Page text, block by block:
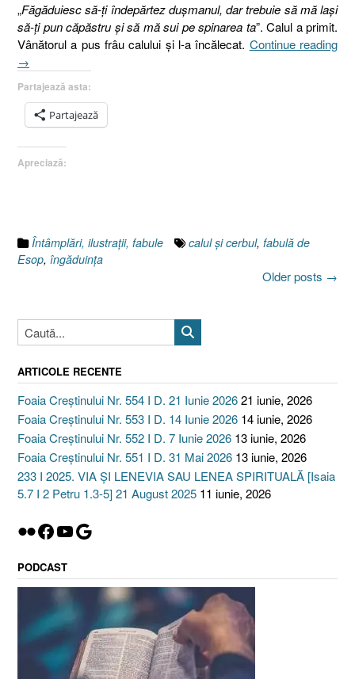
„Făgăduiesc să-ţi îndepărtez duşmanul, dar trebuie să mă laşi
să-ţi pun căpăstru şi să mă sui pe spinarea ta”. Calul a primit.
Vânătorul a pus frâu calului şi l-a încălecat. Continue reading„6.
→
Partajează asta:
Partajează
Apreciază:
Întâmplări, ilustraţii, fabule calul şi cerbul, fabulă de
Esop, îngăduinţa
Older posts →
ARTICOLE RECENTE
Foaia Creștinului Nr. 554 I D. 21 Iunie 202621 iunie, 2026
Foaia Creștinului Nr. 553 I D. 14 Iunie 2026 14 iunie, 2026
Foaia Creștinului Nr. 552 I D. 7 Iunie 2026 13 iunie, 2026
Foaia Creștinului Nr. 551 I D. 31 Mai 2026 13 iunie, 2026
233 I 2025. VIA ȘI LENEVIA SAU LENEA SPIRITUALĂ [Isaia
5.7 I 2 Petru 1.3-5] 21 August 2025 11 iunie, 2026
Flickr
Facebook
YouTube
Google
PODCAST